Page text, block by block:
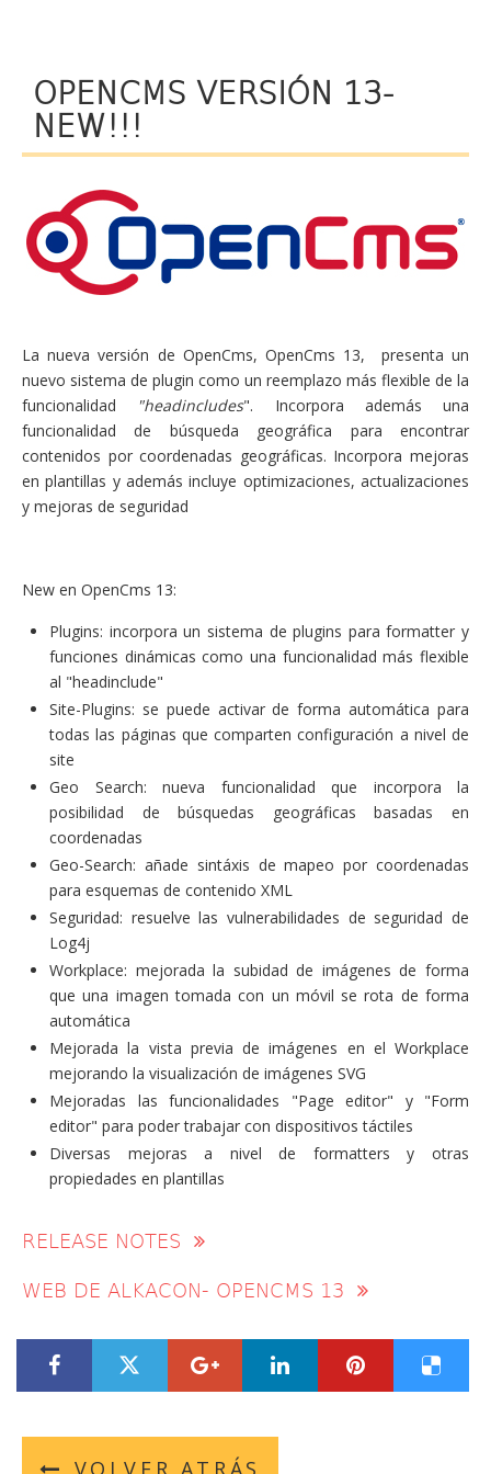
OPENCMS VERSIÓN 13-
NEW!!!
La nueva versión de OpenCms, OpenCms 13, presenta un
nuevo sistema de plugin como un reemplazo más flexible de la
funcionalidad
"headincludes". Incorpora además una
funcionalidad de búsqueda geográfica para encontrar
contenidos por coordenadas geográficas. Incorpora mejoras
en plantillas y además incluye optimizaciones, actualizaciones
y mejoras de seguridad
New en OpenCms 13:
Plugins: incorpora un sistema de plugins para formatter y
funciones dinámicas como una funcionalidad más flexible
al "headinclude"
Site-Plugins: se puede activar de forma automática para
todas las páginas que comparten configuración a nivel de
site
Geo Search: nueva funcionalidad que incorpora la
posibilidad de búsquedas geográficas basadas en
coordenadas
Geo-Search: añade sintáxis de mapeo por coordenadas
para esquemas de contenido XML
Seguridad: resuelve las vulnerabilidades de seguridad de
Log4j
Workplace: mejorada la subidad de imágenes de forma
que una imagen tomada con un móvil se rota de forma
automática
Mejorada la vista previa de imágenes en el Workplace
mejorando la visualización de imágenes SVG
Mejoradas las funcionalidades "Page editor" y "Form
editor" para poder trabajar con dispositivos táctiles
Diversas mejoras a nivel de formatters y otras
propiedades en plantillas
RELEASE NOTES
WEB DE ALKACON- OPENCMS 13
???label.title.facebook.access???
???label.title.twitter.access???
VOLVER ATRÁS